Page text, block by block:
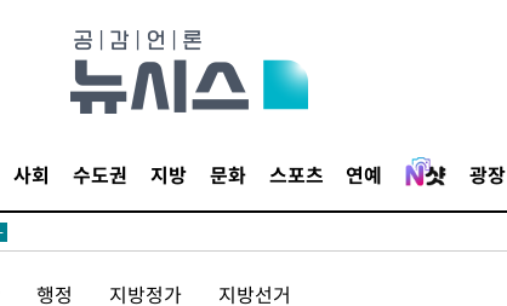
사회 수도권 지방 문화 스포츠 연예 광장
행정 지방정가 지방선거